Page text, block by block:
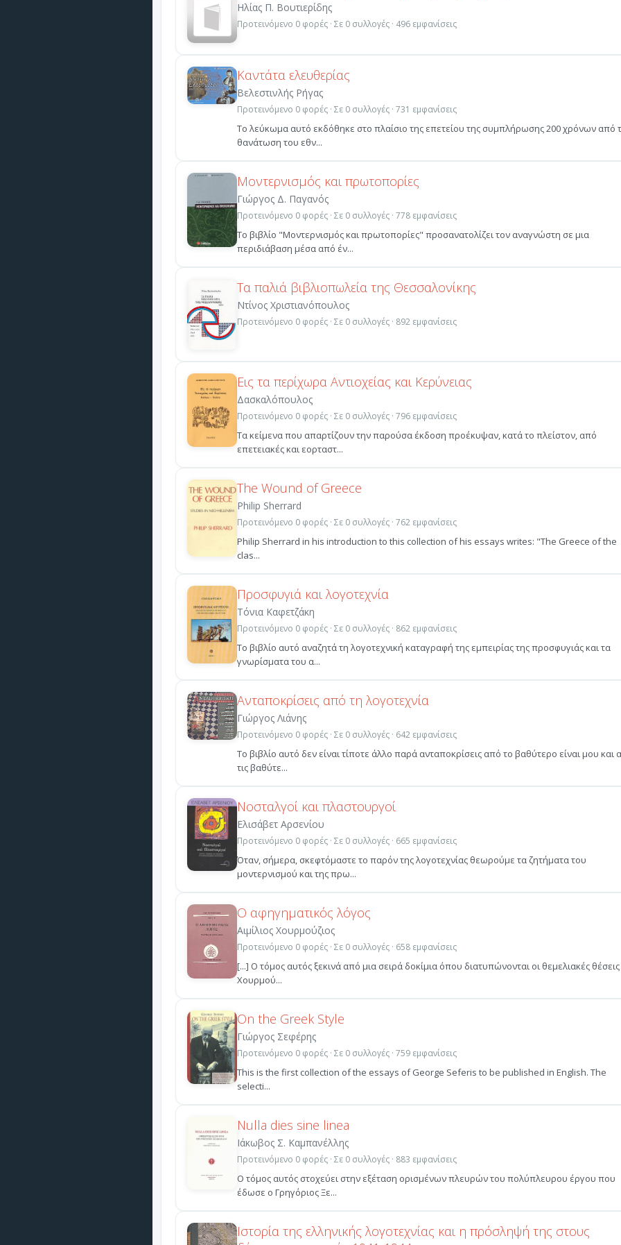
Ηλίας Π. Βουτιερίδης
Προτεινόμενο 0 φορές · Σε 0 συλλογές · 496 εμφανίσεις
Καντάτα ελευθερίας
Βελεστινλής Ρήγας
Προτεινόμενο 0 φορές · Σε 0 συλλογές · 731 εμφανίσεις
Το λεύκωμα αυτό εκδόθηκε στο πλαίσιο της επετείου της συμπλήρωσης 200 χρόνων από
θανάτωση του εθν...
Μοντερνισμός και πρωτοπορίες
Γιώργος Δ. Παγανός
Προτεινόμενο 0 φορές · Σε 0 συλλογές · 778 εμφανίσεις
Το βιβλίο "Μοντερνισμός και πρωτοπορίες" προσανατολίζει τον αναγνώστη σε μια
περιδιάβαση μέσα από έν...
Τα παλιά βιβλιοπωλεία της Θεσσαλονίκης
Ντίνος Χριστιανόπουλος
Προτεινόμενο 0 φορές · Σε 0 συλλογές · 892 εμφανίσεις
Εις τα περίχωρα Αντιοχείας και Κερύνειας
Δασκαλόπουλος
Προτεινόμενο 0 φορές · Σε 0 συλλογές · 796 εμφανίσεις
Τα κείμενα που απαρτίζουν την παρούσα έκδοση προέκυψαν, κατά το πλείστον, από
επετειακές και εορταστ...
The Wound of Greece
Philip Sherrard
Προτεινόμενο 0 φορές · Σε 0 συλλογές · 762 εμφανίσεις
Philip Sherrard in his introduction to this collection of his essays writes: "The Greece of the
clas...
Προσφυγιά και λογοτεχνία
Τόνια Καφετζάκη
Προτεινόμενο 0 φορές · Σε 0 συλλογές · 862 εμφανίσεις
Το βιβλίο αυτό αναζητά τη λογοτεχνική καταγραφή της εμπειρίας της προσφυγιάς και τα
γνωρίσματα του α...
Ανταποκρίσεις από τη λογοτεχνία
Γιώργος Λιάνης
Προτεινόμενο 0 φορές · Σε 0 συλλογές · 642 εμφανίσεις
Tο βιβλίο αυτό δεν είναι τίποτε άλλο παρά ανταποκρίσεις από το βαθύτερο είναι μου και
τις βαθύτε...
Νοσταλγοί και πλαστουργοί
Ελισάβετ Αρσενίου
Προτεινόμενο 0 φορές · Σε 0 συλλογές · 665 εμφανίσεις
Όταν, σήμερα, σκεφτόμαστε το παρόν της λογοτεχνίας θεωρούμε τα ζητήματα του
μοντερνισμού και της πρω...
Ο αφηγηματικός λόγος
Αιμίλιος Χουρμούζιος
Προτεινόμενο 0 φορές · Σε 0 συλλογές · 658 εμφανίσεις
[...] Ο τόμος αυτός ξεκινά από μια σειρά δοκίμια όπου διατυπώνονται οι θεμελιακές
Χουρμού...
On the Greek Style
Γιώργος Σεφέρης
Προτεινόμενο 0 φορές · Σε 0 συλλογές · 759 εμφανίσεις
Τhis is the first collection of the essays of George Seferis to be published in English. The
selecti...
Nulla dies sine linea
Ιάκωβος Σ. Καμπανέλλης
Προτεινόμενο 0 φορές · Σε 0 συλλογές · 883 εμφανίσεις
Ο τόμος αυτός στοχεύει στην εξέταση ορισμένων πλευρών του πολύπλευρου έργου που
έδωσε ο Γρηγόριος Ξε...
Ιστορία της ελληνικής λογοτεχνίας και η πρόσληψή της στους